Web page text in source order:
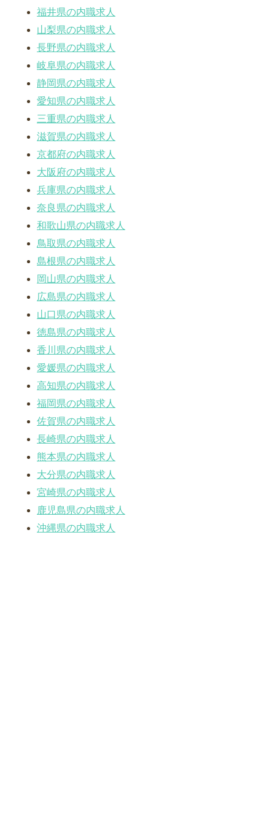
福井県の内職求人
山梨県の内職求人
長野県の内職求人
岐阜県の内職求人
静岡県の内職求人
愛知県の内職求人
三重県の内職求人
滋賀県の内職求人
京都府の内職求人
大阪府の内職求人
兵庫県の内職求人
奈良県の内職求人
和歌山県の内職求人
鳥取県の内職求人
島根県の内職求人
岡山県の内職求人
広島県の内職求人
山口県の内職求人
徳島県の内職求人
香川県の内職求人
愛媛県の内職求人
高知県の内職求人
福岡県の内職求人
佐賀県の内職求人
長崎県の内職求人
熊本県の内職求人
大分県の内職求人
宮崎県の内職求人
鹿児島県の内職求人
沖縄県の内職求人